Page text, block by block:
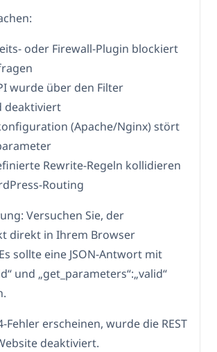
oder Firewall-Plugin blockiert
wurde über den Filter
deaktiviert
(Apache/Nginx) stört
Rewrite-Regeln kollidieren
Routing
Versuchen Sie, der
direkt in Ihrem Browser
sollte eine JSON-Antwort mit
und „get_parameters“:„valid“
Fehler erscheinen, wurde die REST
deaktiviert.